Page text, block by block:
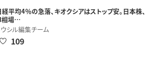
経平均4％の急落、キオクシアはストップ安。日本株、
相場…
ウシル編集チーム
109